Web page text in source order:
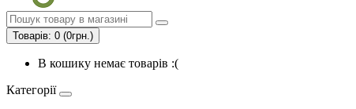
Товарів: 0 (0грн.)
В кошику немає товарів :(
Категорії